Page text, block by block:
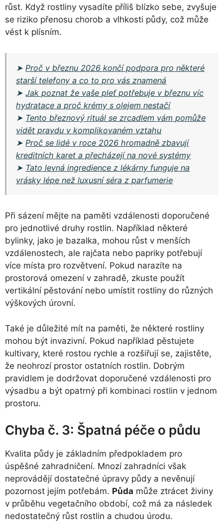
růst. Když rostliny vysadíte příliš blízko sebe, zvyšuje
se riziko přenosu chorob a vlhkosti půdy, což může
vést k plísním.
➤ Proč v březnu 2026 končí podpora pro některé
starší telefony a co to pro vás znamená
➤Jak poznat že vaše pleť potřebuje v březnu víc
hydratace a proč krémy s olejem nestačí
➤ Tento březnový rituál se zrcadlem vám pomůže
vidět pravdu v komplikovaném vztahu
➤ Proč se lidé v roce 2026 hromadně zbavují
kreditních karet a přecházejí na nové systémy
➤ Tato levná ingredience z lékárny funguje na
vrásky lépe než luxusní séra z parfumerie
Při sázení mějte na paměti vzdálenosti doporučené
pro jednotlivé druhy rostlin. Například některé
bylinky, jako je bazalka, mohou růst v menších
vzdálenostech, ale rajčata nebo papriky potřebují
více místa pro rozvětvení. Pokud narazíte na
prostorová omezení v zahradě, zkuste použít
vertikální pěstování nebo umístit rostliny do různých
výškových úrovní.
Také je důležité mít na paměti, že některé rostliny
mohou být invazivní. Pokud například pěstujete
kultivary, které rostou rychle a rozšiřují se, zajistěte,
že neohrozí prostor ostatních rostlin. Dobrým
pravidlem je dodržovat doporučené vzdálenosti pro
výsadbu a být opatrný při kombinaci rostlin v jednom
prostoru.
Chyba č. 3: Špatná péče o půdu
Kvalita půdy je základním předpokladem pro
úspěšné zahradničení. Mnozí zahradníci však
neprovádějí dostatečné úpravy půdy a nevěnují
pozornost jejím potřebám. Půda může ztrácet živiny
v průběhu vegetačního období, což má za následek
nedostatečný růst rostlin a chudou úrodu.